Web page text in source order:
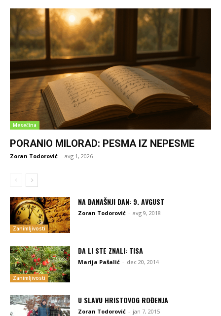
Mesečina
PORANIO MILORAD: PESMA IZ NEPESME
Zoran Todorović - avg 1, 2026
Zanimljivosti
NA DANAŠNJI DAN: 9. AVGUST
Zoran Todorović - avg 9, 2018
Zanimljivosti
DA LI STE ZNALI: TISA
Marija Pašalić - dec 20, 2014
U SLAVU HRISTOVOG ROĐENJA
Zoran Todorović - jan 7, 2015